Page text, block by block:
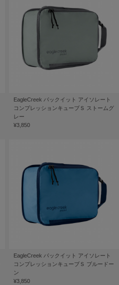
EagleCreek パックイット アイソレート
コンプレッションキューブＳ ストームグ
レー
¥3,850
EagleCreek パックイット アイソレート
コンプレッションキューブＳ ブルードー
ン
¥3,850